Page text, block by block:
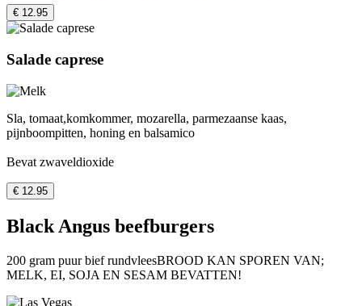
€ 12.95
Salade caprese
Sla, tomaat,komkommer, mozarella, parmezaanse kaas,
pijnboompitten, honing en balsamico
Bevat zwaveldioxide
€ 12.95
Black Angus beefburgers
200 gram puur bief rundvleesBROOD KAN SPOREN VAN;
MELK, EI, SOJA EN SESAM BEVATTEN!